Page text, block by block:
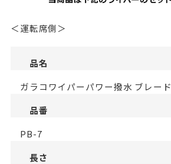
＜運転席側＞
品名
ガラコワイパーパワー撥水 ブレード
品番
PB-7
長さ